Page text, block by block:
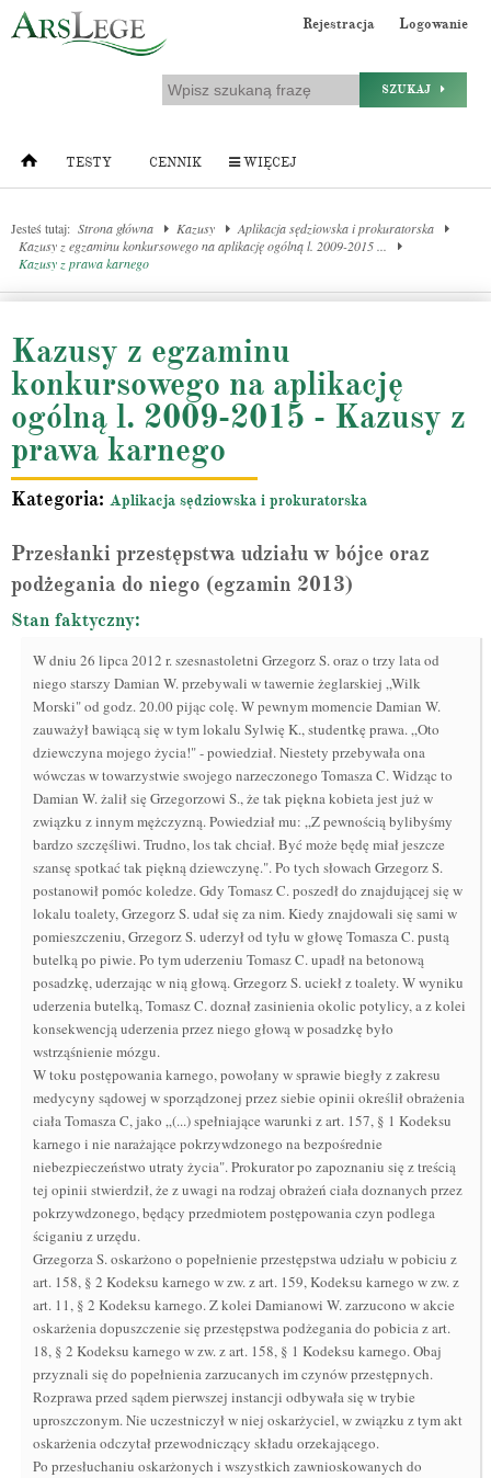
Rejestracja Logowanie
SZUKAJ
TESTY CENNIK WIĘCEJ
Jesteś tutaj: Strona główna Kazusy
Aplikacja sędziowska i prokuratorska
Kazusy z egzaminu konkursowego na aplikację ogólną l. 2009-2015 ...
Kazusy z prawa karnego
Kazusy z egzaminu
konkursowego na aplikację
ogólną l. 2009-2015 - Kazusy z
prawa karnego
Kategoria: Aplikacja sędziowska i prokuratorska
Przesłanki przestępstwa udziału w bójce oraz
podżegania do niego (egzamin 2013)
Stan faktyczny:
W dniu 26 lipca 2012 r. szesnastoletni Grzegorz S. oraz o trzy lata od
niego starszy Damian W. przebywali w tawernie żeglarskiej „Wilk
Morski" od godz. 20.00 pijąc colę. W pewnym momencie Damian W.
zauważył bawiącą się w tym lokalu Sylwię K., studentkę prawa. „Oto
dziewczyna mojego życia!" - powiedział. Niestety przebywała ona
wówczas w towarzystwie swojego narzeczonego Tomasza C. Widząc to
Damian W. żalił się Grzegorzowi S., że tak piękna kobieta jest już w
związku z innym mężczyzną. Powiedział mu: „Z pewnością bylibyśmy
bardzo szczęśliwi. Trudno, los tak chciał. Być może będę miał jeszcze
szansę spotkać tak piękną dziewczynę.". Po tych słowach Grzegorz S.
postanowił pomóc koledze. Gdy Tomasz C. poszedł do znajdującej się w
lokalu toalety, Grzegorz S. udał się za nim. Kiedy znajdowali się sami w
pomieszczeniu, Grzegorz S. uderzył od tyłu w głowę Tomasza C. pustą
butelką po piwie. Po tym uderzeniu Tomasz C. upadł na betonową
posadzkę, uderzając w nią głową. Grzegorz S. uciekł z toalety. W wyniku
uderzenia butelką, Tomasz C. doznał zasinienia okolic potylicy, a z kolei
konsekwencją uderzenia przez niego głową w posadzkę było
wstrząśnienie mózgu.
W toku postępowania karnego, powołany w sprawie biegły z zakresu
medycyny sądowej w sporządzonej przez siebie opinii określił obrażenia
ciała Tomasza C, jako „(...) spełniające warunki z art. 157, § 1 Kodeksu
karnego i nie narażające pokrzywdzonego na bezpośrednie
niebezpieczeństwo utraty życia". Prokurator po zapoznaniu się z treścią
tej opinii stwierdził, że z uwagi na rodzaj obrażeń ciała doznanych przez
pokrzywdzonego, będący przedmiotem postępowania czyn podlega
ściganiu z urzędu.
Grzegorza S. oskarżono o popełnienie przestępstwa udziału w pobiciu z
art. 158, § 2 Kodeksu karnego w zw. z art. 159, Kodeksu karnego w zw. z
art. 11, § 2 Kodeksu karnego. Z kolei Damianowi W. zarzucono w akcie
oskarżenia dopuszczenie się przestępstwa podżegania do pobicia z art.
18, § 2 Kodeksu karnego w zw. z art. 158, § 1 Kodeksu karnego. Obaj
przyznali się do popełnienia zarzucanych im czynów przestępnych.
Rozprawa przed sądem pierwszej instancji odbywała się w trybie
uproszczonym. Nie uczestniczył w niej oskarżyciel, w związku z tym akt
oskarżenia odczytał przewodniczący składu orzekającego.
Po przesłuchaniu oskarżonych i wszystkich zawnioskowanych do